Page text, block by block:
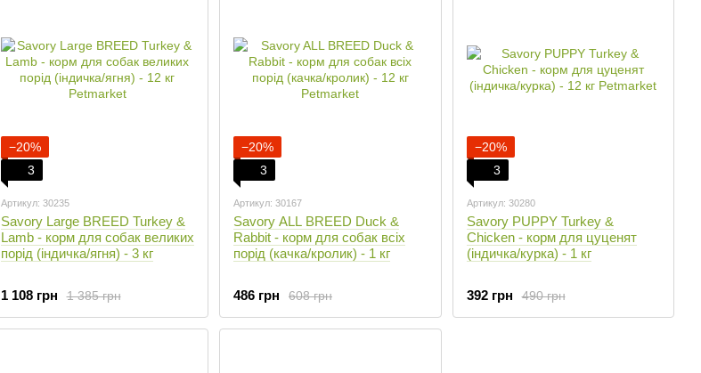
−20%
3
Артикул: 30235
Savory Large BREED Turkey &
Lamb - корм для собак великих
порід (індичка/ягня) - 3 кг
1 385 грн
1 108 грн
−20%
3
Артикул: 30167
Savory ALL BREED Duck &
Rabbit - корм для собак всіх
порід (качка/кролик) - 1 кг
608 грн
486 грн
−20%
3
Артикул: 30280
Savory PUPPY Turkey &
Chicken - корм для цуценят
(індичка/курка) - 1 кг
490 грн
392 грн